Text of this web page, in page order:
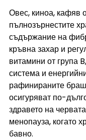
Овес, киноа, кафяв
пълнозърнестите
съдържание на
кръвна захар и
витамини от група
система и
рафинираните
осигуряват по-
здравето на
менопауза, когато
бавно.